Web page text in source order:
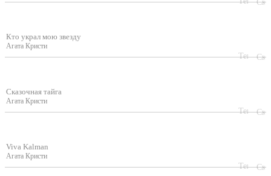
Кто украл мою звезду
Агата Кристи
Сказочная тайга
Агата Кристи
Viva Kalman
Агата Кристи